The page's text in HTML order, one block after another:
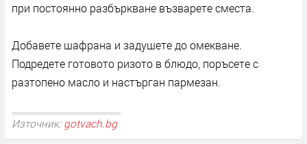
при постоянно разбъркване възварете сместа.
Добавете шафрана и задушете до омекване.
Подредете готовото ризото в блюдо, поръсете с
разтопено масло и настърган пармезан.
Източник: gotvach.bg